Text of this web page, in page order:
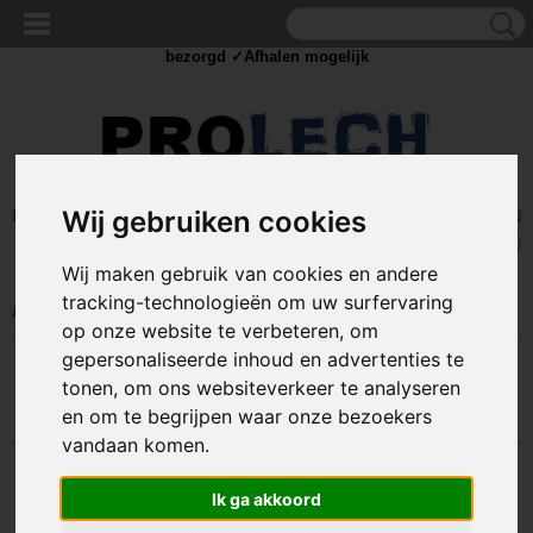
Wij gebruiken cookies
Wij maken gebruik van cookies en andere
tracking-technologieën om uw surfervaring
op onze website te verbeteren, om
gepersonaliseerde inhoud en advertenties te
tonen, om ons websiteverkeer te analyseren
en om te begrijpen waar onze bezoekers
vandaan komen.
Ik ga akkoord
Inloggen Registreren
UW WINKELWAGEN
(0)
Home >COMPONENTEN>SCHAKEL MATERIAAL
bezorgd ✓Afhalen mogelijk